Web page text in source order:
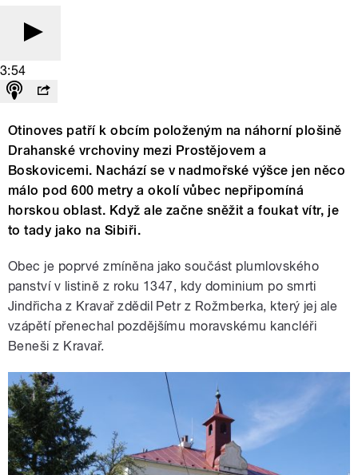
3:54
Otinoves patří k obcím položeným na náhorní plošině
Drahanské vrchoviny mezi Prostějovem a
Boskovicemi. Nachází se v nadmořské výšce jen něco
málo pod 600 metry a okolí vůbec nepřipomíná
horskou oblast. Když ale začne sněžit a foukat vítr, je
to tady jako na Sibiři.
Obec je poprvé zmíněna jako součást plumlovského
panství v listině z roku 1347, kdy dominium po smrti
Jindřicha z Kravař zdědil Petr z Rožmberka, který jej ale
vzápětí přenechal pozdějšímu moravskému kancléři
Beneši z Kravař.